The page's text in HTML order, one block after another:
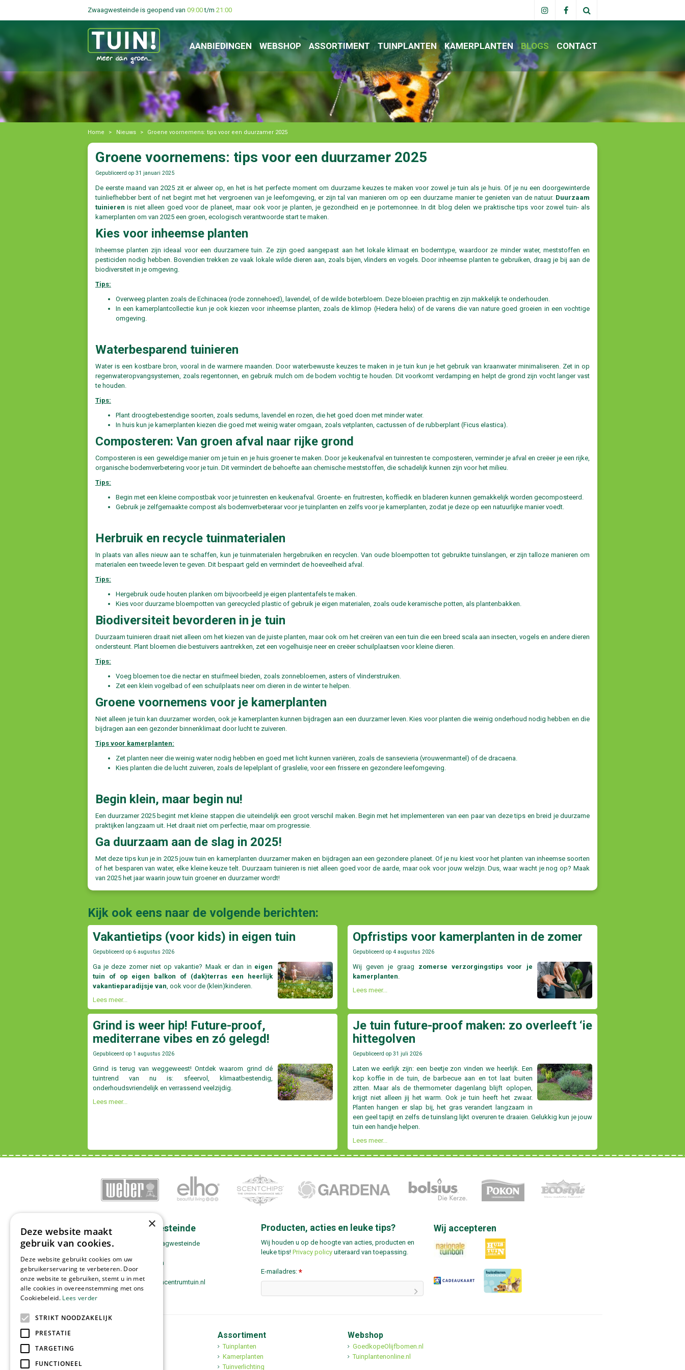
Home > Nieuws > Groene voornemens: tips voor een duurzamer 2025​ ​
Zwaagwesteinde is geopend van 09:00t/m 21:00
AANBIEDINGEN WEBSHOP ASSORTIMENT TUINPLANTEN KAMERPLANTEN BLOGS CONTACT
Groene voornemens: tips voor een duurzamer 2025​ ​
Gepubliceerd op 31 januari 2025
De eerste maand van 2025 zit er alweer op, en het is het perfecte moment om duurzame keuzes te maken voor zowel je tuin als je huis. Of je nu een doorgewinterde
tuinliefhebber bent of net begint met het vergroenen van je leefomgeving, er zijn tal van manieren om op een duurzame manier te genieten van de natuur. Duurzaam
tuinieren is niet alleen goed voor de planeet, maar ook voor je planten, je gezondheid en je portemonnee. In dit blog delen we praktische tips voor zowel tuin- als
kamerplanten om van 2025 een groen, ecologisch verantwoorde start te maken.
Kies voor inheemse planten
Inheemse planten zijn ideaal voor een duurzamere tuin. Ze zijn goed aangepast aan het lokale klimaat en bodemtype, waardoor ze minder water, meststoffen en
pesticiden nodig hebben. Bovendien trekken ze vaak lokale wilde dieren aan, zoals bijen, vlinders en vogels. Door inheemse planten te gebruiken, draag je bij aan de
biodiversiteit in je omgeving.
Tips:
Overweeg planten zoals de Echinacea (rode zonnehoed), lavendel, of de wilde boterbloem. Deze bloeien prachtig en zijn makkelijk te onderhouden.
In een kamerplantcollectie kun je ook kiezen voor inheemse planten, zoals de klimop (Hedera helix) of de varens die van nature goed groeien in een vochtige
omgeving.
Waterbesparend tuinieren
Water is een kostbare bron, vooral in de warmere maanden. Door waterbewuste keuzes te maken in je tuin kun je het gebruik van kraanwater minimaliseren. Zet in op
regenwateropvangsystemen, zoals regentonnen, en gebruik mulch om de bodem vochtig te houden. Dit voorkomt verdamping en helpt de grond zijn vocht langer vast
te houden.
Tips:
Plant droogtebestendige soorten, zoals sedums, lavendel en rozen, die het goed doen met minder water.
In huis kun je kamerplanten kiezen die goed met weinig water omgaan, zoals vetplanten, cactussen of de rubberplant (Ficus elastica).
Composteren: Van groen afval naar rijke grond
Composteren is een geweldige manier om je tuin en je huis groener te maken. Door je keukenafval en tuinresten te composteren, verminder je afval en creëer je een rijke,
organische bodemverbetering voor je tuin. Dit vermindert de behoefte aan chemische meststoffen, die schadelijk kunnen zijn voor het milieu.
Tips:
Begin met een kleine compostbak voor je tuinresten en keukenafval. Groente- en fruitresten, koffiedik en bladeren kunnen gemakkelijk worden gecomposteerd.
Gebruik je zelfgemaakte compost als bodemverbeteraar voor je tuinplanten en zelfs voor je kamerplanten, zodat je deze op een natuurlijke manier voedt.
Herbruik en recycle tuinmaterialen
In plaats van alles nieuw aan te schaffen, kun je tuinmaterialen hergebruiken en recyclen. Van oude bloempotten tot gebruikte tuinslangen, er zijn talloze manieren om
materialen een tweede leven te geven. Dit bespaart geld en vermindert de hoeveelheid afval.
Tips:
Hergebruik oude houten planken om bijvoorbeeld je eigen plantentafels te maken.
Kies voor duurzame bloempotten van gerecycled plastic of gebruik je eigen materialen, zoals oude keramische potten, als plantenbakken.
Biodiversiteit bevorderen in je tuin
Duurzaam tuinieren draait niet alleen om het kiezen van de juiste planten, maar ook om het creëren van een tuin die een breed scala aan insecten, vogels en andere dieren
ondersteunt. Plant bloemen die bestuivers aantrekken, zet een vogelhuisje neer en creëer schuilplaatsen voor kleine dieren.
Tips:
Voeg bloemen toe die nectar en stuifmeel bieden, zoals zonnebloemen, asters of vlinderstruiken.
Zet een klein vogelbad of een schuilplaats neer om dieren in de winter te helpen.
Groene voornemens voor je kamerplanten
Niet alleen je tuin kan duurzamer worden, ook je kamerplanten kunnen bijdragen aan een duurzamer leven. Kies voor planten die weinig onderhoud nodig hebben en die
bijdragen aan een gezonder binnenklimaat door lucht te zuiveren.
Tips voor kamerplanten:
Zet planten neer die weinig water nodig hebben en goed met licht kunnen variëren, zoals de sansevieria (vrouwenmantel) of de dracaena.
Kies planten die de lucht zuiveren, zoals de lepelplant of graslelie, voor een frissere en gezondere leefomgeving.
Begin klein, maar begin nu!
Een duurzamer 2025 begint met kleine stappen die uiteindelijk een groot verschil maken. Begin met het implementeren van een paar van deze tips en breid je duurzame
praktijken langzaam uit. Het draait niet om perfectie, maar om progressie.
Ga duurzaam aan de slag in 2025!
Met deze tips kun je in 2025 jouw tuin en kamerplanten duurzamer maken en bijdragen aan een gezondere planeet. Of je nu kiest voor het planten van inheemse soorten
of het besparen van water, elke kleine keuze telt. Duurzaam tuinieren is niet alleen goed voor de aarde, maar ook voor jouw welzijn. Dus, waar wacht je nog op? Maak
van 2025 het jaar waarin jouw tuin groener en duurzamer wordt!
Kijk ook eens naar de volgende berichten:
Vakantietips (voor kids) in eigen tuin
Gepubliceerd op 6 augustus 2026
Ga je deze zomer niet op vakantie? Maak er dan in eigen
tuin of op eigen balkon of (dak)terras een heerlijk
vakantieparadijsje van , ook voor de (klein)kinderen.
Lees meer...
Opfristips voor kamerplanten in de zomer
Gepubliceerd op 4 augustus 2026
Wij geven je graag zomerse verzorgingstips voor je
kamerplanten
Lees meer...
Grind is weer hip! Future-proof,
mediterrane vibes en zó gelegd!
Gepubliceerd op 1 augustus 2026
Grind is terug van weggeweest! Ontdek waarom grind dé
tuintrend van nu is: sfeervol, klimaatbestendig,
onderhoudsvriendelijk en verrassend veelzijdig.
Lees meer...
Je tuin future-proof maken: zo overleeft ‘ie
hittegolven
Gepubliceerd op 31 juli 2026
Laten we eerlijk zijn: een beetje zon vinden we heerlijk. Een
kop koffie in de tuin, de barbecue aan en tot laat buiten
zitten. Maar als de thermometer dagenlang blijft oplopen,
krijgt niet alleen jij het warm. Ook je tuin heeft het zwaar.
Planten hangen er slap bij, het gras verandert langzaam in
een geel tapijt en zelfs de tuinslang lijkt overuren te draaien. Gelukkig kun je jouw
tuin een handje helpen.
Lees meer...
Contact Zwaagwesteinde
Tuincentrum Tuin! Zwaagwesteinde
9271 VH De Westereen
0511-443180
zwaagwesteinde@tuincentrumtuin.nl
Producten, acties en leuke tips?
Wij houden u op de hoogte van acties, producten en
leuke tips! Privacy policyuiteraard van toepassing.
E-mailadres: *
Wij accepteren
Assortiment
Tuinplanten
Kamerplanten
Tuinverlichting
Webshop
GoedkopeOlijfbomen.nl
Tuinplantenonline.nl
×
Deze website maakt
gebruik van cookies.
Deze website gebruikt cookies om uw
gebruikerservaring te verbeteren. Door
onze website te gebruiken, stemt u in met
alle cookies in overeenstemming met ons
Cookiebeleid. Lees verder
STRIKT NOODZAKELIJK
PRESTATIE
TARGETING
FUNCTIONEEL